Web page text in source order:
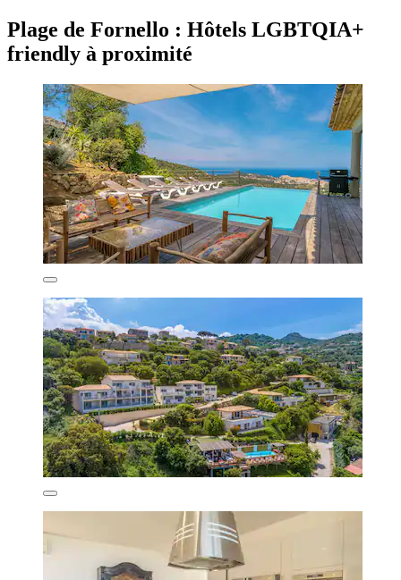
Plage de Fornello : Hôtels LGBTQIA+
friendly à proximité